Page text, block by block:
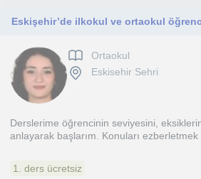
Ortaokul
Eskisehir Sehri
Derslerime öğrencinin seviyesini,
anlayarak başlarım. Konuları ezberletmek
1. ders ücretsiz